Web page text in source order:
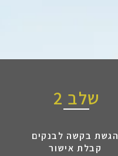
שלב 2
הגשת בקשה לבנקים
קבלת אישור